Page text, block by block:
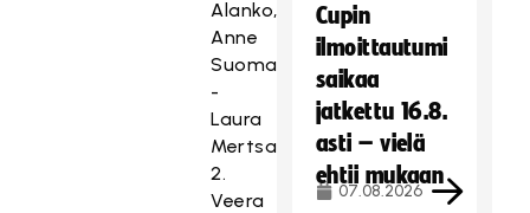
Alanko,
Anne
Suomalainen
-
Laura
Mertsalmi
2.
Veera
Cupin
ilmoittautumi
saikaa
jatkettu 16.8.
asti – vielä
ehtii mukaan
07.08.2026